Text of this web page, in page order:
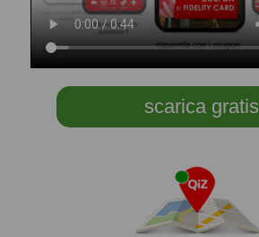
scarica gratis